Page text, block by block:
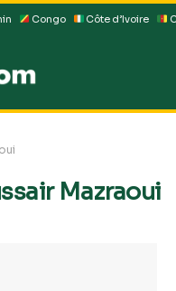
Congo Côte d’Ivoire
Mazraoui